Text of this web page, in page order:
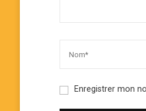
Enregistrer mon